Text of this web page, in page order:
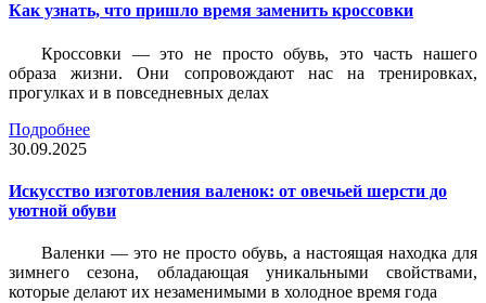
Как узнать, что пришло время заменить кроссовки
Кроссовки — это не просто обувь, это часть нашего
образа жизни. Они сопровождают нас на тренировках,
прогулках и в повседневных делах
Подробнее
30.09.2025
Искусство изготовления валенок: от овечьей шерсти до
уютной обуви
Валенки — это не просто обувь, а настоящая находка для
зимнего сезона, обладающая уникальными свойствами,
которые делают их незаменимыми в холодное время года